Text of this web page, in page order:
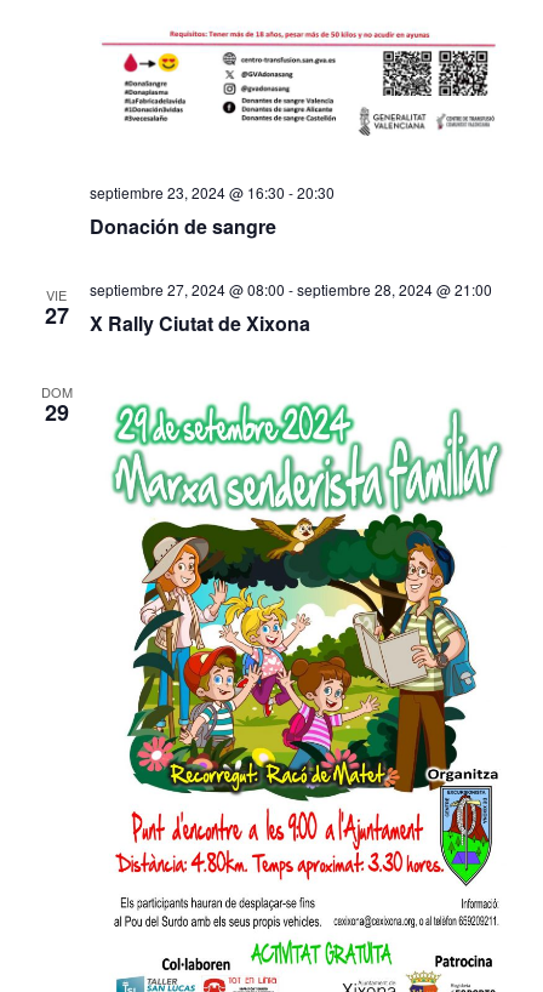
Donación de sangre
septiembre 23, 2024 @ 16:30 -20:30
VIE
27 X Rally Ciutat de Xixona
septiembre 27, 2024 @ 08:00 -septiembre 28, 2024 @ 21:00
DOM
29